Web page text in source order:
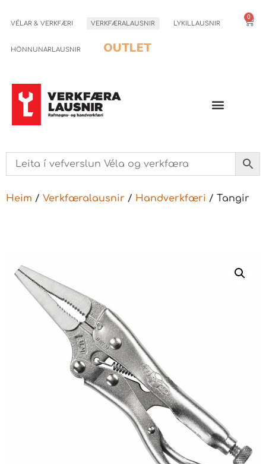
VÉLAR & VERKFÆRI VERKFÆRALAUSNIR LYKILLAUSNIR
HÖNNUNARLAUSNIR OUTLET
0
Heim / Verkfæralausnir / Handverkfæri / Tangir